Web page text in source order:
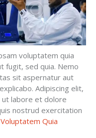
voluptatem quia
fugit, sed quia. Nemo
sit aspernatur aut
Adipiscing elit,
labore et dolore
nostrud exercitation
Voluptatem Quia